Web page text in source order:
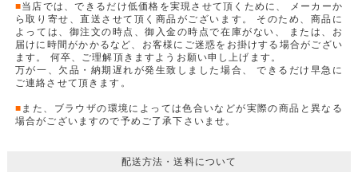
■当店では、できるだけ低価格を実現させて頂くために、 メーカーか
ら取り寄せ、直送させて頂く商品がございます。 そのため、商品に
よっては、御注文の時点、御入金の時点で在庫がない、 または、お
届けに時間がかかるなど、お客様にご迷惑をお掛けする場合がござい
ます。 何卒、ご理解頂きますようお願い申し上げます。
万が一、欠品・納期遅れが発生致しました場合、 できるだけ早急に
ご連絡させて頂きます。
■ また、ブラウザの環境によっては色合いなどが実際の商品と異なる
場合がございますので予めご了承下さいませ。
配送方法・送料について